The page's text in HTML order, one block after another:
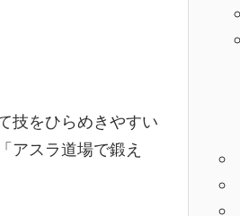
技をひらめきやすい
アスラ道場で鍛え